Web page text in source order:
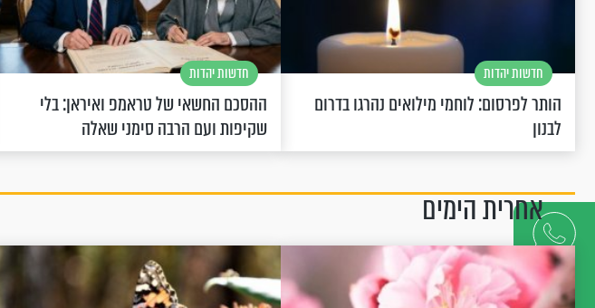
דברו
איתנו
חדשות יהדות
הותר לפרסום: לוחמי מילואים נהרגו בדרום
לבנון
חדשות יהדות
ההסכם החשאי של טראמפ ואיראן: בלי
שקיפות ועם הרבה סימני שאלה
אחרית הימים